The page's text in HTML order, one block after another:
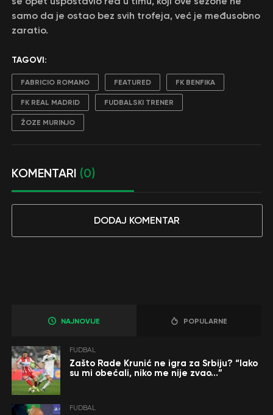
samo da je ostao bez svih trofeja, već je međusobno
zaratio.
TAGOVI:
FABRICIO ROMANO FEATURED FK BENFIKA
FK REAL MADRID FUDBALSKI TRENER
ŽOZE MURINJO
KOMENTARI (0)
DODAJ KOMENTAR
NAJNOVIJE POPULARNE
FUDBAL
Zašto Rade Krunić ne igra za Srbiju? “Iako
su mi obećali, niko me nije zvao…”
FUDBAL